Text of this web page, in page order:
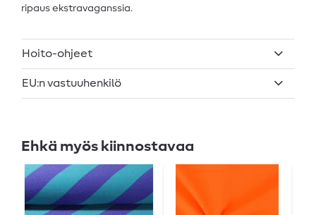
ripaus ekstravaganssia.
Hoito-ohjeet
EU:n vastuuhenkilö
Ehkä myös kiinnostavaa